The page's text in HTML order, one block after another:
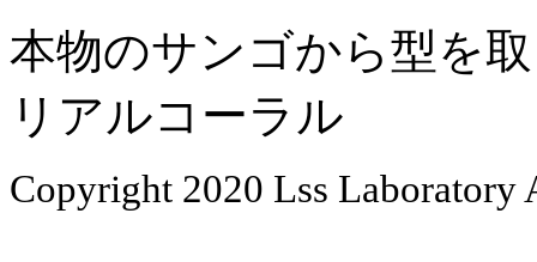
本物のサンゴから型を
リアルコーラル
Copyright 2020 Lss Laboratory